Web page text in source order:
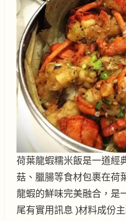
荷葉龍蝦糯米飯是一道經
菇、臘腸等食材包裹在荷
龍蝦的鮮味完美融合，是
尾有實用訊息 )材料成份